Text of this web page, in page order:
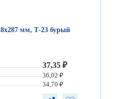
мм, Т-23 бурый
37,35 ₽
36,02 ₽
34,70 ₽